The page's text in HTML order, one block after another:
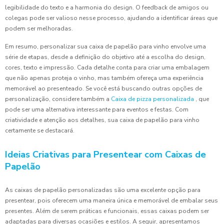
legibilidade do texto e a harmonia do design. O feedback de amigos ou
colegas pode ser valioso nesse processo, ajudando a identificar áreas que
podem ser melhoradas.
Em resumo, personalizar sua caixa de papelão para vinho envolve uma
série de etapas, desde a definição do objetivo até a escolha do design,
cores, texto e impressão. Cada detalhe conta para criar uma embalagem
que não apenas proteja o vinho, mas também ofereça uma experiência
memorável ao presenteado. Se você está buscando outras opções de
personalização, considere também a Caixa de pizza personalizada , que
pode ser uma alternativa interessante para eventos e festas. Com
criatividade e atenção aos detalhes, sua caixa de papelão para vinho
certamente se destacará.
Ideias Criativas para Presentear com Caixas de
Papelão
As caixas de papelão personalizadas são uma excelente opção para
presentear, pois oferecem uma maneira única e memorável de embalar seus
presentes. Além de serem práticas e funcionais, essas caixas podem ser
adaptadas para diversas ocasiões e estilos. A seguir, apresentamos